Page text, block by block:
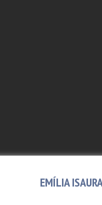
EMÍLIA